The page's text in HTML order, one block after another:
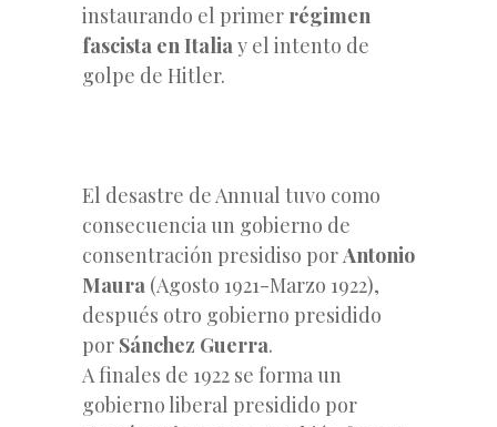
instaurando el primer régimen
fascista en Italiay el intento de
golpe de Hitler.
El desastre de Annual tuvo como
consecuencia un gobierno de
consentración presidiso porAntonio
Maura (Agosto 1921-Marzo 1922),
después otro gobierno presidido
por Sánchez Guerra.
A finales de 1922 se forma un
gobierno liberal presidido por